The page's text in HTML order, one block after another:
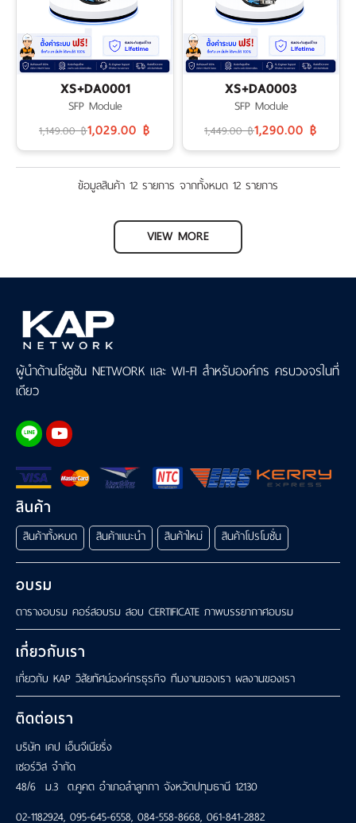
XS+DA0001
SFP Module
1,149.00 ฿1,029.00 ฿
XS+DA0003
SFP Module
1,449.00 ฿1,290.00 ฿
ข้อมูลสินค้า 12 รายการ จากทั้งหมด 12 รายการ
VIEW MORE
ผู้นำด้านโซลูชัน NETWORK และ WI-FI สำหรับองค์กร ครบวงจรในที่
เดียว
สินค้า
สินค้าทั้งหมด สินค้าแนะนำ สินค้าใหม่ สินค้าโปรโมชั่น
อบรม
ตารางอบรม คอร์สอบรม สอบ CERTIFICATE ภาพบรรยากาศอบรม
เกี่ยวกับเรา
เกี่ยวกับ KAP วิสัยทัศน์องค์กรธุรกิจ ทีมงานของเรา ผลงานของเรา
ติดต่อเรา
บริษัท เคป เอ็นจีเนียริ่ง
เซอร์วิส จำกัด
48/6 ม.3 ต.คูคต อำเภอลำลูกกา จังหวัดปทุมธานี 12130
02-1182924, 095-645-6558, 084-558-8668, 061-841-2882